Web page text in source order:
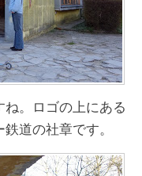
。ロゴの上にある
道の社章です。